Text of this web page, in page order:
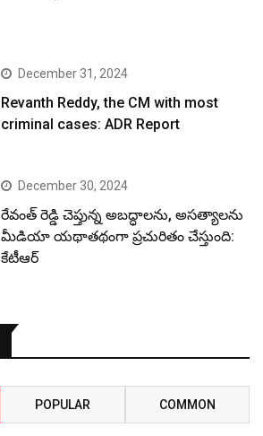
December 31, 2024
Revanth Reddy, the CM with most
criminal cases: ADR Report
December 30, 2024
రేవంత్ రెడ్డి చెప్తున్న అబద్ధాలను, అసత్యాలను
మీడియా యథాతథంగా ప్రచురితం చేస్తుంది:
కేటీఆర్
POPULAR COMMON